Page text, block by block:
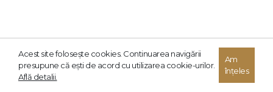
Acest site foloseşte cookies. Continuarea navigării
presupune că eşti de acord cu utilizarea cookie-urilor.
Află detalii.
Am
înțeles